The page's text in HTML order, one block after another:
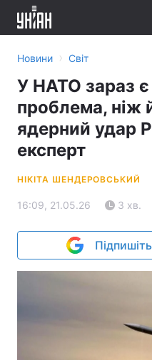
Новини › Світ
У НАТО зараз є
проблема, ніж
ядерний удар
експерт
НІКІТА ШЕНДЕРОВСЬКИЙ
16:09, 21.05.26 3 хв.